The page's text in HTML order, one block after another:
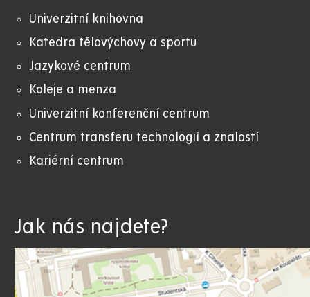
Univerzitní knihovna
Katedra tělovýchovy a sportu
Jazykové centrum
Koleje a menza
Univerzitní konferenční centrum
Centrum transferu technologií a znalostí
Kariérní centrum
Jak nás najdete?